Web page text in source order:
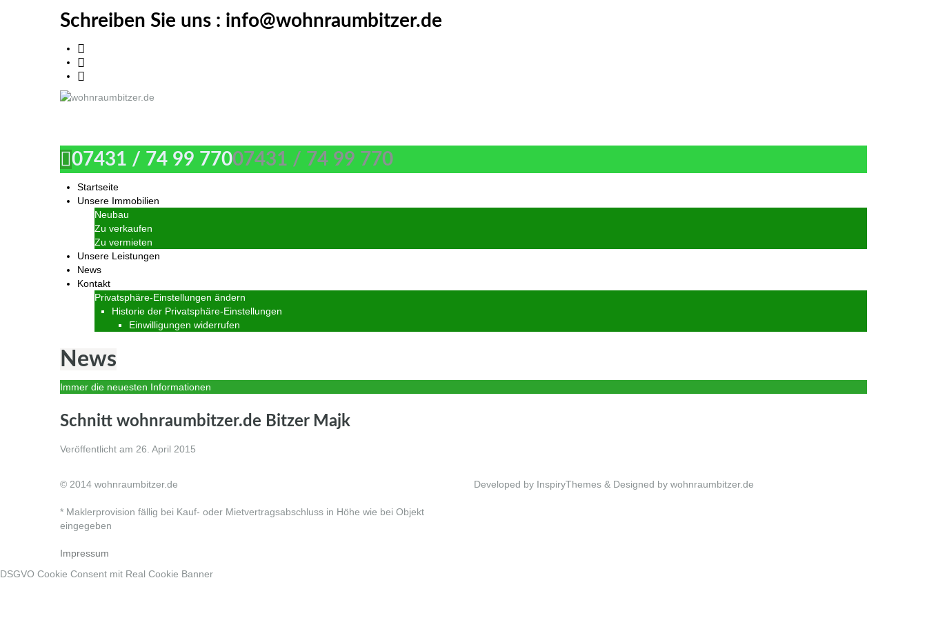
Schreiben Sie uns : info@wohnraumbitzer.de
07431 / 74 99 77007431 / 74 99 770
Startseite
Unsere Immobilien
Neubau
Zu verkaufen
Zu vermieten
Unsere Leistungen
News
Kontakt
Privatsphäre-Einstellungen ändern
Historie der Privatsphäre-Einstellungen
Einwilligungen widerrufen
News
Immer die neuesten Informationen
Schnitt wohnraumbitzer.de Bitzer Majk
Veröffentlicht am 26. April 2015
© 2014 wohnraumbitzer.de
* Maklerprovision fällig bei Kauf- oder Mietvertragsabschluss in Höhe wie bei Objekt
eingegeben
Impressum
Developed by InspiryThemes & Designed by wohnraumbitzer.de
DSGVO Cookie Consent mit Real Cookie Banner